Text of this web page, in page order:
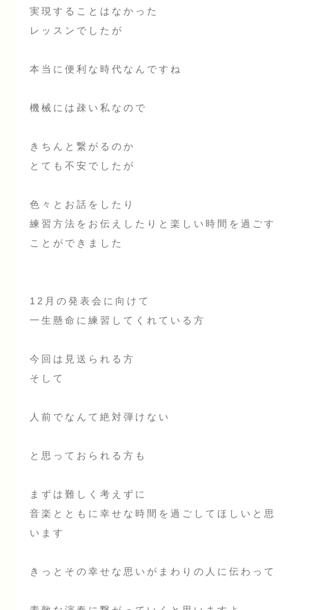
実現することはなかった
レッスンでしたが
本当に便利な時代なんですね
機械には疎い私なので
きちんと繋がるのか
とても不安でしたが
色々とお話をしたり
練習方法をお伝えしたりと楽しい時間を過ごす
ことができました
12月の発表会に向けて
一生懸命に練習してくれている方
今回は見送られる方
そして
人前でなんて絶対弾けない
と思っておられる方も
まずは難しく考えずに
音楽とともに幸せな時間を過ごしてほしいと思
います
きっとその幸せな思いがまわりの人に伝わって